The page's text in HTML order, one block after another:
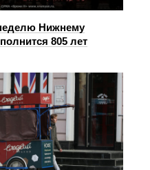
Нижнему
805 лет